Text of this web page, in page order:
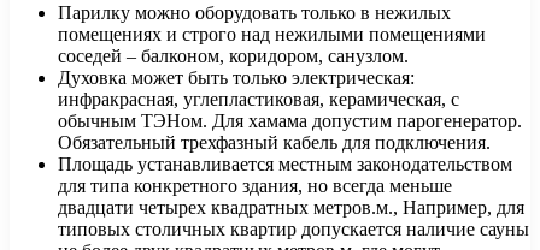
Парилку можно оборудовать только в нежилых
помещениях и строго над нежилыми помещениями
соседей – балконом, коридором, санузлом.
Духовка может быть только электрическая:
инфракрасная, углепластиковая, керамическая, с
обычным ТЭНом. Для хамама допустим парогенератор.
Обязательный трехфазный кабель для подключения.
Площадь устанавливается местным законодательством
для типа конкретного здания, но всегда меньше
двадцати четырех квадратных метров.м., Например, для
типовых столичных квартир допускается наличие сауны